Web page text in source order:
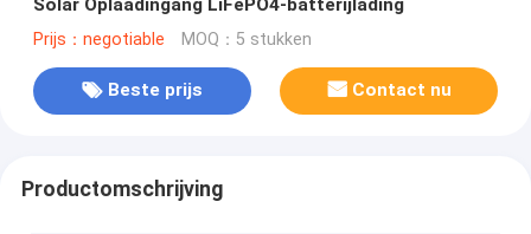
Solar Oplaadingang LiFePO4-batterijlading
Prijs：negotiable MOQ：5 stukken
Beste prijs Contact nu
Productomschrijving